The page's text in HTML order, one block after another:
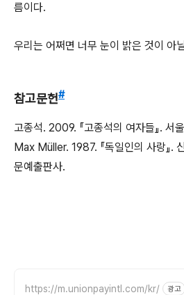
름이다.
우리는 어쩌면 너무 눈이 밝은 것이 아
참고문헌#
고종석. 2009. 『고종석의 여자들』. 서
Max Müller. 1987. 『독일인의 사랑』.
문예출판사.
https://m.unionpayintl.com/kr/ 광고